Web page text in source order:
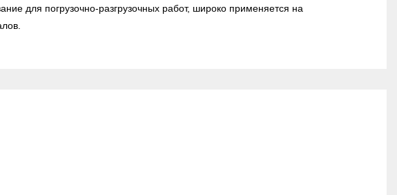
для погрузочно-разгрузочных работ, широко применяется на